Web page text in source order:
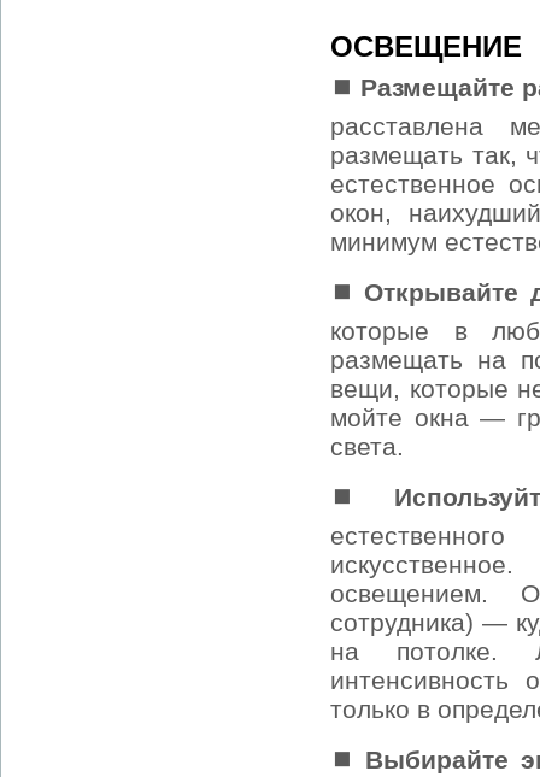
ОСВЕЩЕНИЕ
⏹ Размещайте
расставлена
размещать так,
естественное
окон,
минимум
⏹ Открывайте
которые в
размещать на
вещи, которые
мойте окна —
света.
⏹
освещением.
сотрудника) —
на потолке.
интенсивность
только в
⏹ Выбирайте